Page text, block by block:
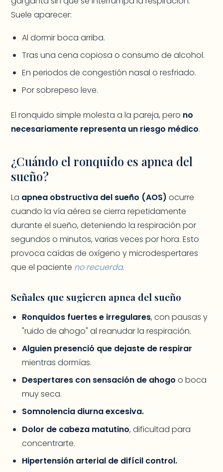
Suele aparecer:
Al dormir boca arriba.
Tras una cena copiosa o consumo de alcohol.
En periodos de congestión nasal o resfriado.
Por sobrepeso leve.
El ronquido simple molesta a la pareja, pero no
necesariamente representa un riesgo médico.
¿Cuándo el ronquido es apnea del
sueño?
La apnea obstructiva del sueño (AOS) ocurre
cuando la vía aérea se cierra repetidamente
durante el sueño, deteniendo la respiración por
segundos o minutos, varias veces por hora. Esto
provoca caídas de oxígeno y microdespertares
que el paciente no recuerda.
Señales que sugieren apnea del sueño
Ronquidos fuertes e irregulares, con pausas y
"ruido de ahogo" al reanudar la respiración.
Alguien presenció que dejaste de respirar
mientras dormías.
Despertares con sensación de ahogo o boca
muy seca.
Somnolencia diurna excesiva.
Dolor de cabeza matutino, dificultad para
concentrarte.
Hipertensión arterial de difícil control.